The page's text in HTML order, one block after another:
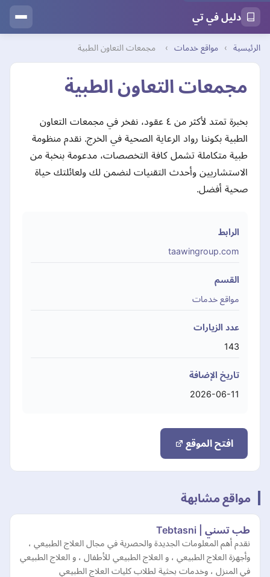
دليل في تي
الرئيسية › مواقع خدمات › مجمعات التعاون الطبية
مجمعات التعاون الطبية
بخبرة تمتد لأكثر من ٤ عقود، نفخر في مجمعات التعاون
الطبية بكوننا رواد الرعاية الصحية في الخرج. نقدم منظومة
طبية متكاملة تشمل كافة التخصصات، مدعومة بنخبة من
الاستشاريين وأحدث التقنيات لنضمن لك ولعائلتك حياة
صحية أفضل.
الرابط
taawingroup.com
القسم
مواقع خدمات
عدد الزيارات
143
تاريخ الإضافة
2026-06-11
افتح الموقع
مواقع مشابهة
طب تسني | Tebtasni
نقدم أهم المعلومات الجديدة والحصرية في مجال العلاج الطبيعي ،
وأجهزة العلاج الطبيعي ، و العلاج الطبيعي للأطفال ، و العلاج الطبيعي
في المنزل ، وخدمات بحثية لطلاب كليات العلاج الطبيعي